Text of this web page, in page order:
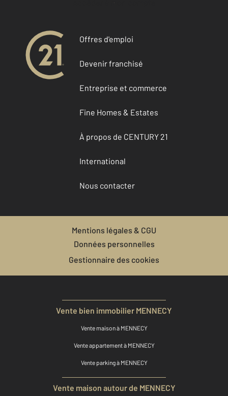
Accéder à mon compte
Offres d'emploi
Devenir franchisé
Entreprise et commerce
Fine Homes & Estates
À propos de CENTURY 21
International
Nous contacter
Mentions légales & CGU
Données personnelles
Gestionnaire des cookies
Vente bien immobilier MENNECY
Vente maison à MENNECY
Vente appartement à MENNECY
Vente parking à MENNECY
Vente maison autour de MENNECY